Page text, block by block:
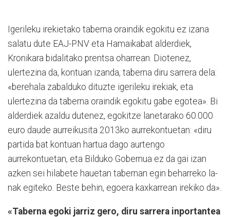
Igerileku irekietako ta­berna oraindik egokitu ez izana
salatu dute EAJ-PNV eta Hamaikabat alderdiek,
Kronikara bidalitako prentsa oharrean. Diotenez,
ulertezina da, kontuan izanda, ta­berna diru sarrera dela:
«berehala zabalduko dituzte igerileku irekiak, eta
ulertezina da taberna oraindik egokitu gabe egotea». Bi
alderdiek azaldu dutenez, egokitze lanetarako 60.000
euro daude aurreikusita 2013ko aurrekontuetan: «diru
partida bat kontuan hartua dago aurtengo
aurrekontuetan, eta Bilduko Go­bernua ez da gai izan
azken sei hilabete hauetan tabernan egin beharreko la­
nak egiteko. Beste behin, egoe­ra kaxkarrean irekiko da».
«Taberna egoki jarriz gero, diru sarrera inportantea